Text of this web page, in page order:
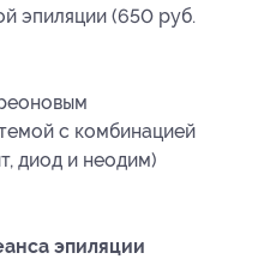
эпиляции (650 руб.
с комбинацией
диод и неодим)
эпиляции